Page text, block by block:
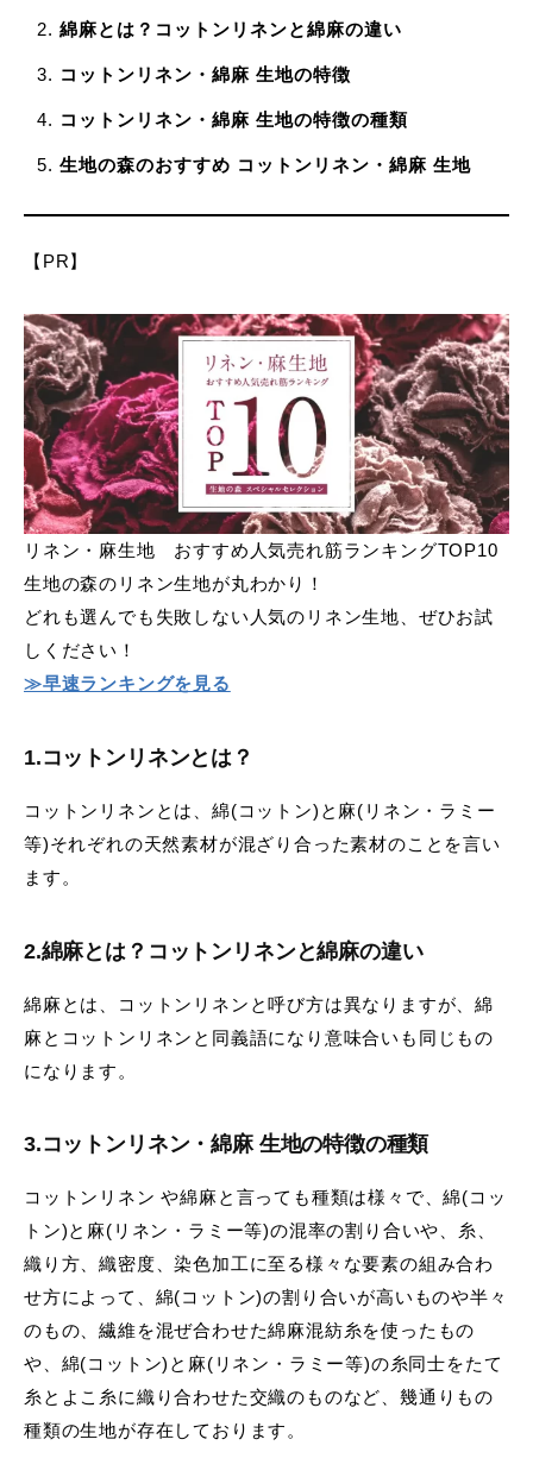
綿麻とは？コットンリネンと綿麻の違い
コットンリネン ・ 綿麻 生地の特徴
コットンリネン ・ 綿麻 生地の特徴の種類
生地の森のおすすめ コットンリネン・綿麻 生地
【PR】
リネン・麻生地 おすすめ人気売れ筋ランキングTOP10
生地の森のリネン生地が丸わかり！
どれも選んでも失敗しない人気のリネン生地、ぜひお試
しください！
≫早速ランキングを見る
1.コットンリネンとは？
コットンリネンとは、綿(コットン)と麻(リネン・ラミー
等)それぞれの天然素材が混ざり合った素材のことを言い
ます。
2.綿麻とは？コットンリネンと綿麻の違い
綿麻とは、コットンリネンと呼び方は異なりますが、綿
麻とコットンリネンと同義語になり意味合いも同じもの
になります。
3.コットンリネン・綿麻 生地の特徴の種類
コットンリネン や綿麻と言っても種類は様々で、綿(コッ
トン)と麻(リネン・ラミー等)の混率の割り合いや、糸、
織り方、織密度、染色加工に至る様々な要素の組み合わ
せ方によって、綿(コットン)の割り合いが高いものや半々
のもの、繊維を混ぜ合わせた綿麻混紡糸を使ったもの
や、綿(コットン)と麻(リネン・ラミー等)の糸同士をたて
糸とよこ糸に織り合わせた交織のものなど、幾通りもの
種類の生地が存在しております。